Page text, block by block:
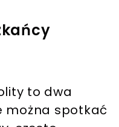
to dwa
można spotkać